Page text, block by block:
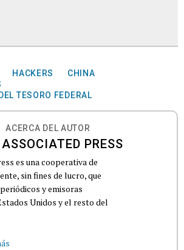
HACKERS
CHINA
TESORO FEDERAL
ACERCA DEL AUTOR
PRESS
es una cooperativa de
sin fines de lucro, que
y emisoras
Unidos y el resto del